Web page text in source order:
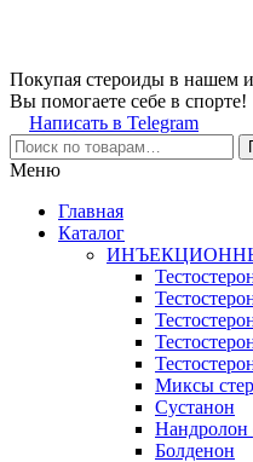
Покупая стероиды в нашем
Вы помогаете себе в спорте!
Написать в Telegram
Меню
Главная
Каталог
Миксы
Сустанон
Нандролон
Болденон